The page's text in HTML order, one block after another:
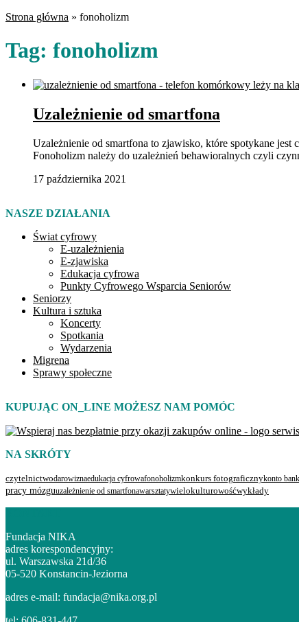
Strona główna » fonoholizm
Tag: fonoholizm
Uzależnienie od smartfona
Uzależnienie od smartfona to zjawisko, które spotykane
Fonoholizm należy do uzależnień behawioralnych czyli
17 października 2021
NASZE DZIAŁANIA
Świat cyfrowy
E-uzależnienia
E-zjawiska
Edukacja cyfrowa
Punkty Cyfrowego Wsparcia Seniorów
Seniorzy
Kultura i sztuka
Koncerty
Spotkania
Wydarzenia
Migrena
Sprawy społeczne
KUPUJĄC ON_LINE MOŻESZ NAM POMÓC
NA SKRÓTY
czytelnictwodarowiznaedukacja cyfrowafonoholizmkonkurs fotograficznykonto
pracy mózguuzależnienie od smartfonawarsztatywielokulturowośćwykłady
Fundacja NIKA
adres korespondencyjny:
ul. Warszawska 21d/36
05-520 Konstancin-Jeziorna
adres e-mail: fundacja@nika.org.pl